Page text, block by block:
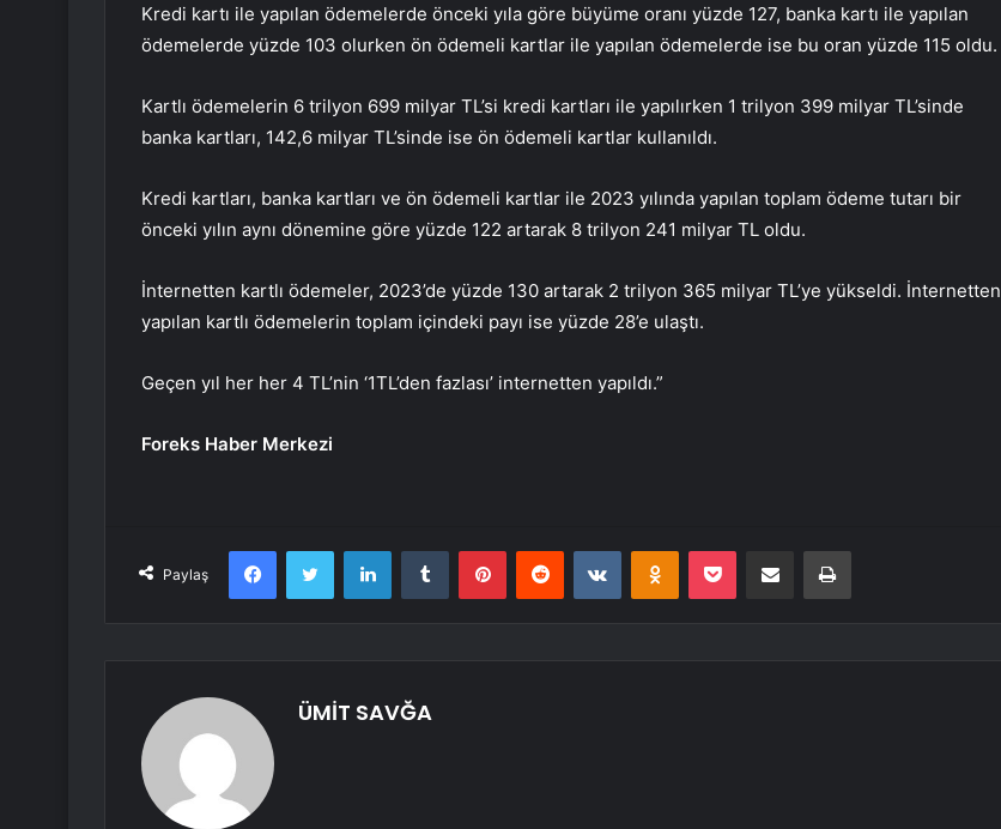
Kredi kartı ile yapılan ödemelerde önceki yıla göre büyüme oranı yüzde 127, banka kartı ile yapılan
ödemelerde yüzde 103 olurken ön ödemeli kartlar ile yapılan ödemelerde ise bu oran yüzde 115 oldu.
Kartlı ödemelerin 6 trilyon 699 milyar TL’si kredi kartları ile yapılırken 1 trilyon 399 milyar TL’sinde
banka kartları, 142,6 milyar TL’sinde ise ön ödemeli kartlar kullanıldı.
Kredi kartları, banka kartları ve ön ödemeli kartlar ile 2023 yılında yapılan toplam ödeme tutarı bir
önceki yılın aynı dönemine göre yüzde 122 artarak 8 trilyon 241 milyar TL oldu.
İnternetten kartlı ödemeler, 2023’de yüzde 130 artarak 2 trilyon 365 milyar TL’ye yükseldi. İnternetten
yapılan kartlı ödemelerin toplam içindeki payı ise yüzde 28’e ulaştı.
Geçen yıl her her 4 TL’nin ‘1TL’den fazlası’ internetten yapıldı.”
Foreks Haber Merkezi
Paylaş
FacebookTwitter LinkedInTumblr PinterestReddit VKontakteOdnoklassniki
Pocket E-Posta ile paylaş Yazdır
ÜMİT SAVĞA